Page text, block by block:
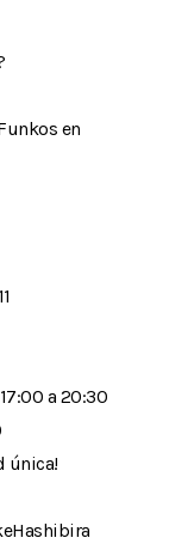
en
a 20:30
única!